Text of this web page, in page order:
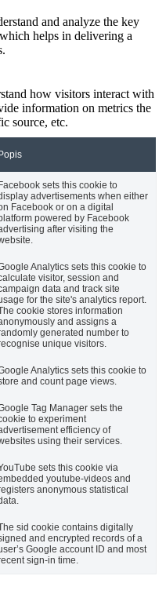
and analyze the key
helps in delivering a
how visitors interact with
information on metrics the
source, etc.
Popis
Facebook sets this cookie to
advertisements when either
Facebook or on a digital
powered by Facebook
after visiting the
Analytics sets this cookie to
visitor, session and
data and track site
for the site's analytics report.
cookie stores information
and assigns a
generated number to
unique visitors.
Analytics sets this cookie to
and count page views.
Tag Manager sets the
to experiment
efficiency of
using their services.
sets this cookie via
youtube-videos and
anonymous statistical
sid cookie contains digitally
and encrypted records of a
Google account ID and most
sign-in time.